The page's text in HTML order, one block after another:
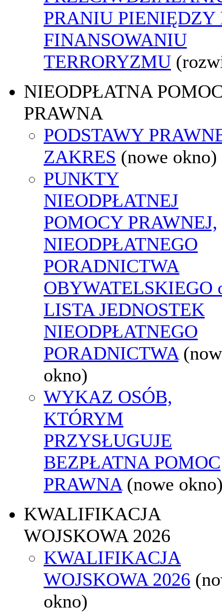
PRANIU PIENIĘDZY
FINANSOWANIU
TERRORYZMU
NIEODPŁATNA
PRAWNA
PODSTAWY
ZAKRES (nowe okno)
PUNKTY
NIEODPŁATNEJ
POMOCY PRAWNEJ,
NIEODPŁATNEGO
PORADNICTWA
OBYWATELSKIEGO
LISTA JEDNOSTEK
NIEODPŁATNEGO
PORADNICTWA
okno)
WYKAZ OSÓB,
KTÓRYM
PRZYSŁUGUJE
BEZPŁATNA POMOC
PRAWNA (nowe
KWALIFIKACJA
WOJSKOWA 2026
KWALIFIKACJA
WOJSKOWA 2026
okno)